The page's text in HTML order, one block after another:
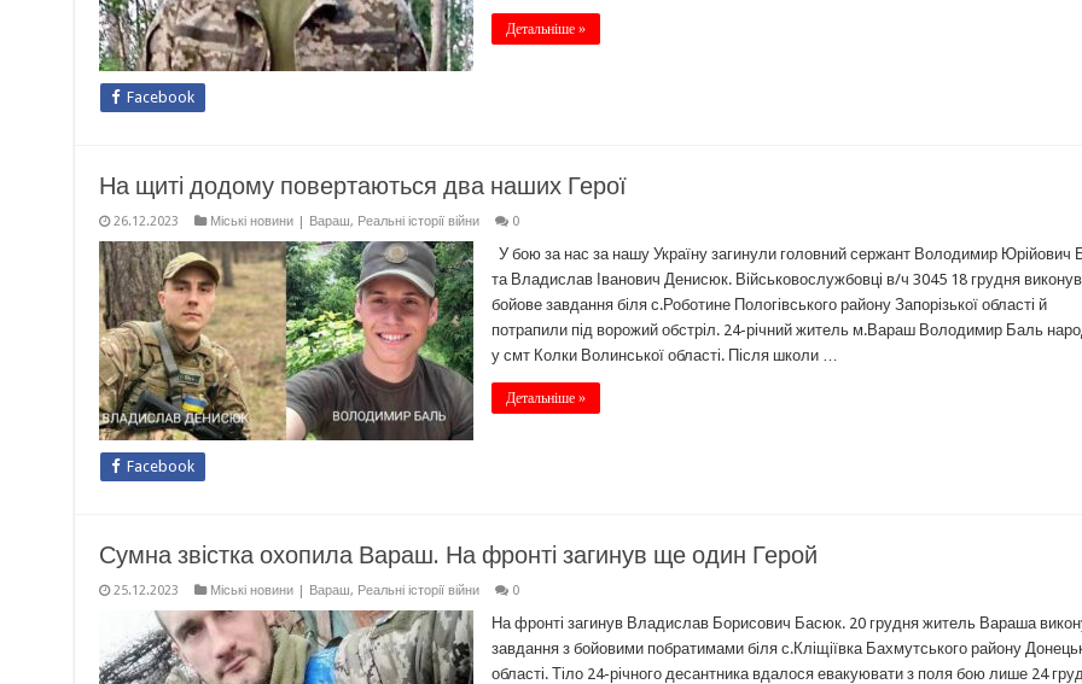
Детальніше »
Facebook
На щиті додому повертаються два наших Герої
26.12.2023 Міські новини | Вараш, Реальні історії війни 0
У бою за нас за нашу Україну загинули головний сержант Володимир Юрійович
та Владислав Іванович Денисюк. Військовослужбовці в/ч 3045 18 грудня
бойове завдання біля с.Роботине Пологівського району Запорізької області й
потрапили під ворожий обстріл. 24-річний житель м.Вараш Володимир Баль
у смт Колки Волинської області. Після школи …
Детальніше »
Facebook
Сумна звістка охопила Вараш. На фронті загинув ще один Герой
25.12.2023 Міські новини | Вараш, Реальні історії війни 0
На фронті загинув Владислав Борисович Басюк. 20 грудня житель Вараша
завдання з бойовими побратимами біля с.Кліщіївка Бахмутського району
області. Тіло 24-річного десантника вдалося евакуювати з поля бою лише 24